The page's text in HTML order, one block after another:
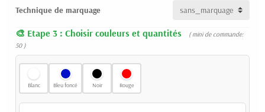
Technique de marquage
Etape 3 : Choisir couleurs et quantités
( mini de commande:
50 )
Blanc Bleu foncé Noir Rouge